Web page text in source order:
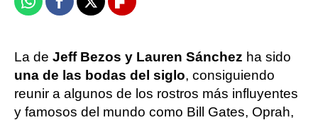
WhatsappFacebook
X Flipboard
La de Jeff Bezos y Lauren Sánchez ha sido
una de las bodas del siglo, consiguiendo
reunir a algunos de los rostros más influyentes
y famosos del mundo como Bill Gates, Oprah,